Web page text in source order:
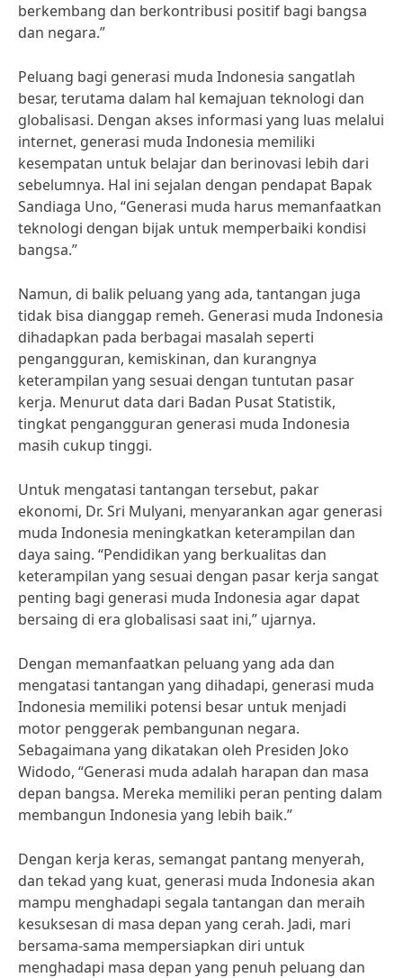
berkembang dan berkontribusi positif bagi bangsa
dan negara.”
Peluang bagi generasi muda Indonesia sangatlah
besar, terutama dalam hal kemajuan teknologi dan
globalisasi. Dengan akses informasi yang luas melalui
internet, generasi muda Indonesia memiliki
kesempatan untuk belajar dan berinovasi lebih dari
sebelumnya. Hal ini sejalan dengan pendapat Bapak
Sandiaga Uno, “Generasi muda harus memanfaatkan
teknologi dengan bijak untuk memperbaiki kondisi
bangsa.”
Namun, di balik peluang yang ada, tantangan juga
tidak bisa dianggap remeh. Generasi muda Indonesia
dihadapkan pada berbagai masalah seperti
pengangguran, kemiskinan, dan kurangnya
keterampilan yang sesuai dengan tuntutan pasar
kerja. Menurut data dari Badan Pusat Statistik,
tingkat pengangguran generasi muda Indonesia
masih cukup tinggi.
Untuk mengatasi tantangan tersebut, pakar
ekonomi, Dr. Sri Mulyani, menyarankan agar generasi
muda Indonesia meningkatkan keterampilan dan
daya saing. “Pendidikan yang berkualitas dan
keterampilan yang sesuai dengan pasar kerja sangat
penting bagi generasi muda Indonesia agar dapat
bersaing di era globalisasi saat ini,” ujarnya.
Dengan memanfaatkan peluang yang ada dan
mengatasi tantangan yang dihadapi, generasi muda
Indonesia memiliki potensi besar untuk menjadi
motor penggerak pembangunan negara.
Sebagaimana yang dikatakan oleh Presiden Joko
Widodo, “Generasi muda adalah harapan dan masa
depan bangsa. Mereka memiliki peran penting dalam
membangun Indonesia yang lebih baik.”
Dengan kerja keras, semangat pantang menyerah,
dan tekad yang kuat, generasi muda Indonesia akan
mampu menghadapi segala tantangan dan meraih
kesuksesan di masa depan yang cerah. Jadi, mari
bersama-sama mempersiapkan diri untuk
menghadapi masa depan yang penuh peluang dan